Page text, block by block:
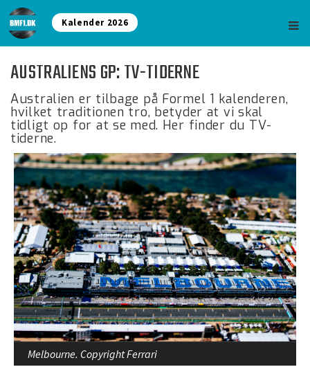
Kalender 2026
AUSTRALIENS GP: TV-TIDERNE
Australien er tilbage på Formel 1 kalenderen,
hvilket traditionen tro, betyder at vi skal
tidligt op for at se med. Her finder du TV-
tiderne.
Melbourne. Copyright Ferrari